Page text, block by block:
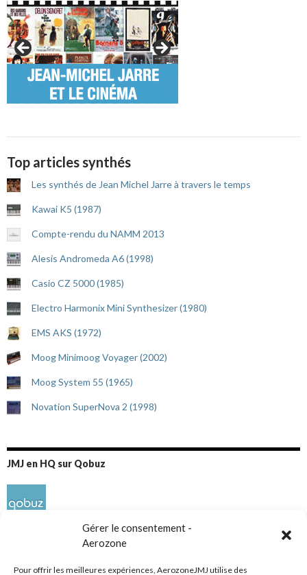
Gérer le consentement -
Aerozone
Pour offrir les meilleures expériences, AerozoneJMJ utilise des
Top articles synthés
Les synthés de Jean Michel Jarre à travers le temps
Kawai K5 (1987)
Compte-rendu du NAMM 2013
Alesis Andromeda A6 (1998)
Casio CZ 5000 (1985)
Electro Harmonix Mini Synthesizer (1980)
EMS AKS (1972)
Moog Minimoog Voyager (2002)
Moog System 55 (1965)
Novation SuperNova 2 (1998)
JMJ en HQ sur Qobuz